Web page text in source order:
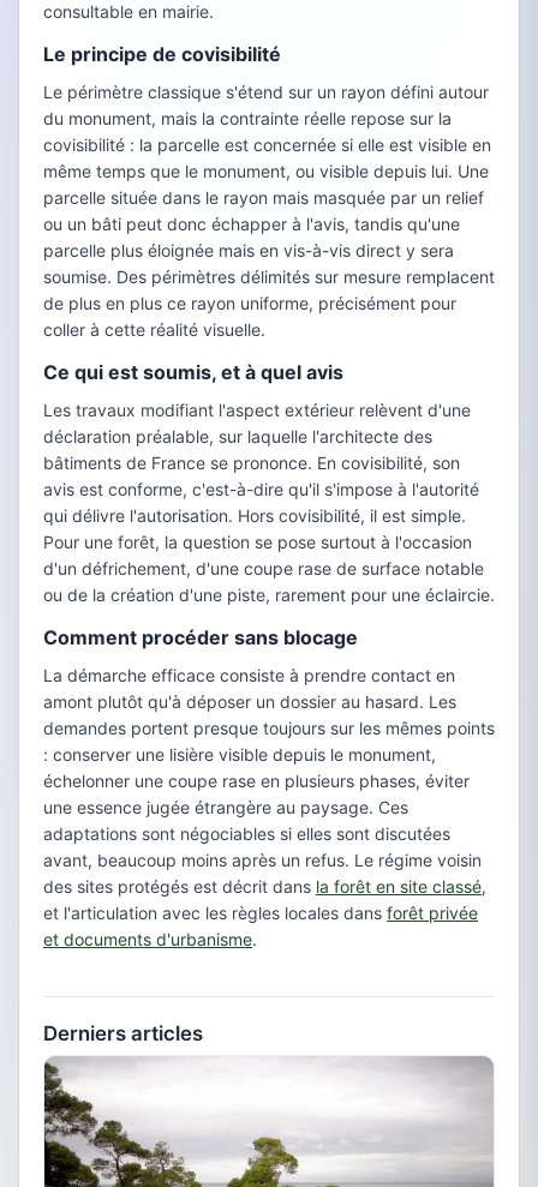
consultable en mairie.
Le principe de covisibilité
Le périmètre classique s'étend sur un rayon défini autour
du monument, mais la contrainte réelle repose sur la
covisibilité : la parcelle est concernée si elle est visible en
même temps que le monument, ou visible depuis lui. Une
parcelle située dans le rayon mais masquée par un relief
ou un bâti peut donc échapper à l'avis, tandis qu'une
parcelle plus éloignée mais en vis-à-vis direct y sera
soumise. Des périmètres délimités sur mesure remplacent
de plus en plus ce rayon uniforme, précisément pour
coller à cette réalité visuelle.
Ce qui est soumis, et à quel avis
Les travaux modifiant l'aspect extérieur relèvent d'une
déclaration préalable, sur laquelle l'architecte des
bâtiments de France se prononce. En covisibilité, son
avis est conforme, c'est-à-dire qu'il s'impose à l'autorité
qui délivre l'autorisation. Hors covisibilité, il est simple.
Pour une forêt, la question se pose surtout à l'occasion
d'un défrichement, d'une coupe rase de surface notable
ou de la création d'une piste, rarement pour une éclaircie.
Comment procéder sans blocage
La démarche efficace consiste à prendre contact en
amont plutôt qu'à déposer un dossier au hasard. Les
demandes portent presque toujours sur les mêmes points
: conserver une lisière visible depuis le monument,
échelonner une coupe rase en plusieurs phases, éviter
une essence jugée étrangère au paysage. Ces
adaptations sont négociables si elles sont discutées
avant, beaucoup moins après un refus. Le régime voisin
des sites protégés est décrit dans la forêt en site classé,
et l'articulation avec les règles locales dans forêt privée
et documents d'urbanisme.
Derniers articles